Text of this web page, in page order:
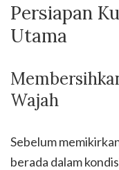
Persiapan
Utama
Wajah
Sebelum
berada dalam